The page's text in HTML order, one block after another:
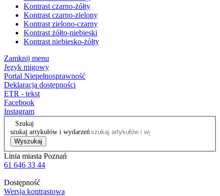
Kontrast czarno-żółty
Kontrast czarno-zielony
Kontrast zielono-czarny
Kontrast żółto-niebieski
Kontrast niebiesko-żółty
Zamknij menu
Język migowy
Portal Niepełnosprawność
Deklaracja dostępności
ETR - tekst
Facebook
Instagram
Szukaj
szukaj artykułów i wydarzeń
Wyszukaj
Linia miasta Poznań
61 646 33 44
Dostępność
Wersja kontrastowa